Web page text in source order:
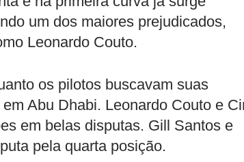
um dos maiores prejudicados,
Leonardo Couto.
os pilotos buscavam suas
Abu Dhabi. Leonardo Couto e
em belas disputas. Gill Santos e
pela quarta posição.